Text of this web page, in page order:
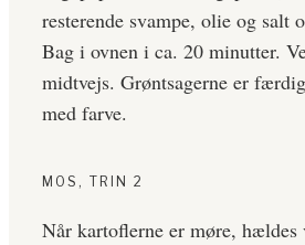
resterende svampe, olie og salt
Bag i ovnen i ca. 20 minutter.
midtvejs. Grøntsagerne er
med farve.
MOS, TRIN 2
Når kartoflerne er møre, hældes